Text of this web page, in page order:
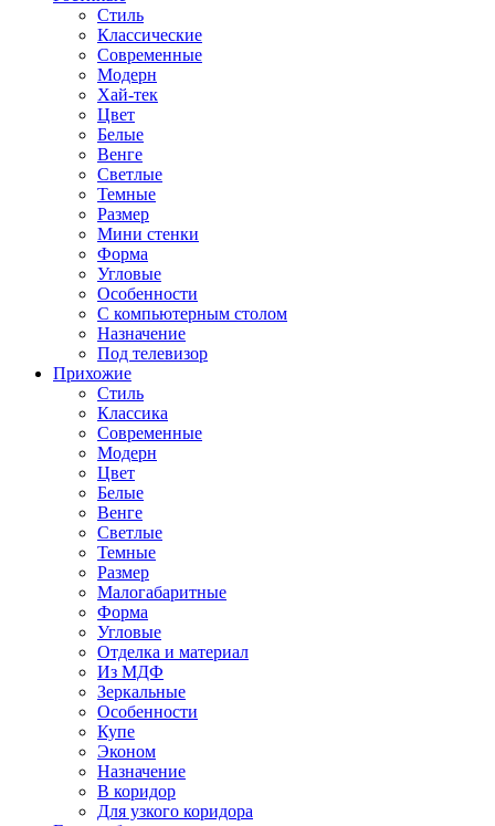
Стиль
Классические
Современные
Модерн
Хай-тек
Цвет
Белые
Венге
Светлые
Темные
Размер
Мини стенки
Форма
Угловые
Особенности
С компьютерным столом
Назначение
Под телевизор
Прихожие
Стиль
Классика
Современные
Модерн
Цвет
Белые
Венге
Светлые
Темные
Размер
Малогабаритные
Форма
Угловые
Отделка и материал
Из МДФ
Зеркальные
Особенности
Купе
Эконом
Назначение
В коридор
Для узкого коридора